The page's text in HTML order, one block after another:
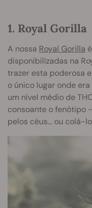
1. Royal Gorilla
A nossa Royal Gorilla
disponibilizadas na
trazer esta poderosa
o único lugar onde
um nível médio de
consoante o fenótipo
pelos céus... ou colá-